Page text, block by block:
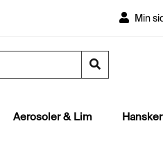
Min
Aerosoler & Lim Hansker